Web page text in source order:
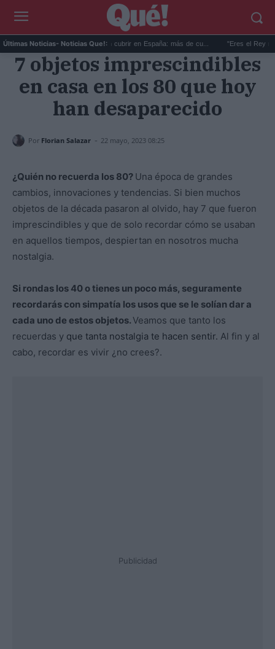
Últimas Noticias- Noticias Que!:
Récord de vacantes sin cubrir en España: más de cu... "Eres el Rey más
7 objetos imprescindibles
en casa en los 80 que hoy
han desaparecido
Por Florian Salazar - 22 mayo, 2023 08:25
¿Quién no recuerda los 80? Una época de grandes
cambios, innovaciones y tendencias. Si bien muchos
objetos de la década pasaron al olvido, hay 7 que fueron
imprescindibles y que de solo recordar cómo se usaban
en aquellos tiempos, despiertan en nosotros mucha
nostalgia.
Si rondas los 40 o tienes un poco más, seguramente
recordarás con simpatía los usos que se le solían dar a
cada uno de estos objetos. Veamos que tanto los
recuerdas y que tanta nostalgia te hacen sentir. Al fin y al
cabo, recordar es vivir ¿no crees?.
Publicidad